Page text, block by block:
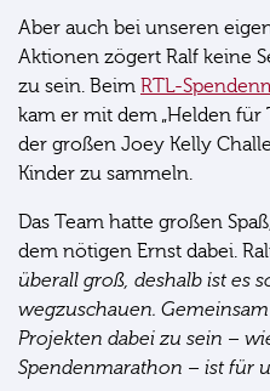
Aber auch bei unseren
Aktionen zögert Ralf keine
zu sein. Beim RTL-
kam er mit dem „Helden für
der großen Joey Kelly
Kinder zu sammeln.
Das Team hatte großen
dem nötigen Ernst dabei.
überall groß, deshalb ist es
wegzuschauen.
Projekten dabei zu sein –
Spendenmarathon – ist für